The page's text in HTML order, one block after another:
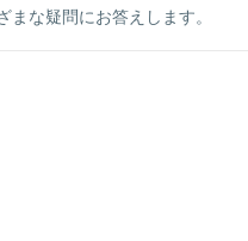
な疑問にお答えします。